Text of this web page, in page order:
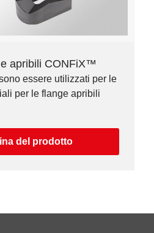
apribili CONFiX™
essere utilizzati per le
per le flange apribili
del prodotto